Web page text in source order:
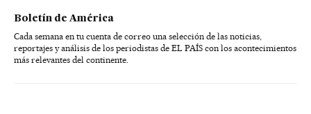
Boletín de América
Cada semana en tu cuenta de correo una selección de las noticias,
reportajes y análisis de los periodistas de EL PAÍS con los acontecimientos
más relevantes del continente.